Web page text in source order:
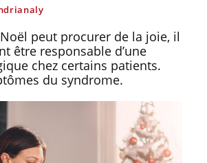
peut procurer de la joie, il
être responsable d’une
chez certains patients.
du syndrome.